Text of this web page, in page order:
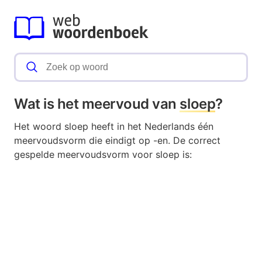
Wat is het meervoud van sloep?
Het woord sloep heeft in het Nederlands één
meervoudsvorm die eindigt op -en. De correct
gespelde meervoudsvorm voor sloep is: